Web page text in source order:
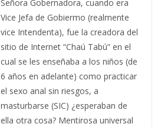
Señora Gobernadora, cuando era
Vice Jefa de Gobiermo (realmente
vice Intendenta), fue la creadora del
sitio de Internet “Chaú Tabú” en el
cual se les enseñaba a los niños (de
6 años en adelante) como practicar
el sexo anal sin riesgos, a
masturbarse (SIC) ¿esperaban de
ella otra cosa? Mentirosa universal